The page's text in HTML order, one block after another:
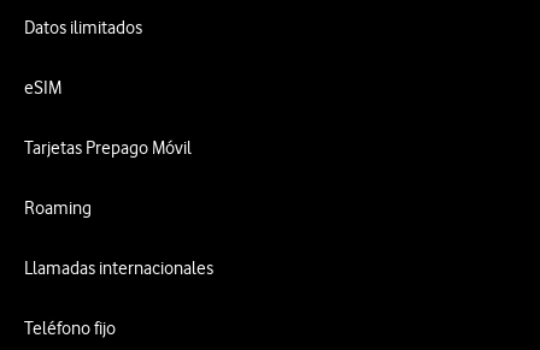
Datos ilimitados
eSIM
Tarjetas Prepago Móvil
Roaming
Llamadas internacionales
Teléfono fijo